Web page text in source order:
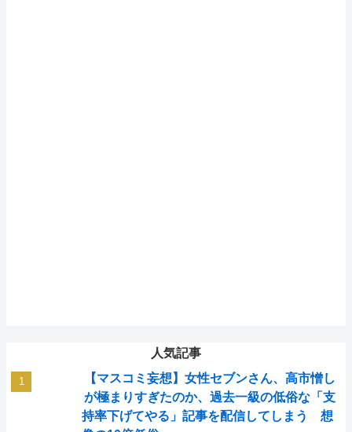
人気記事
【マスコミ妄想】女性セブンさん、高市憎し
が極まりすぎたのか、過去一級の低俗な「支
持率下げてやる」記事を配信してしまう 想